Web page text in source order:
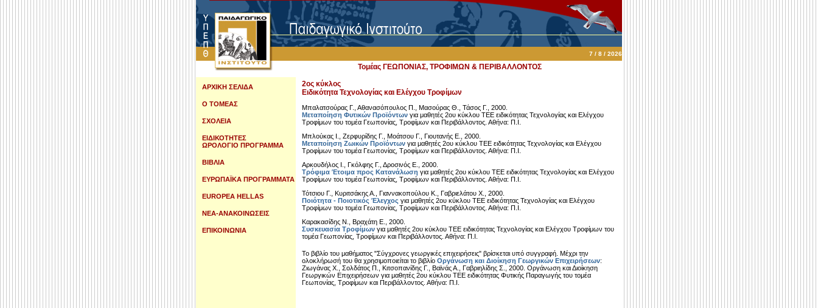
7 / 8 / 2026
Τομέας ΓΕΩΠΟΝΙΑΣ, ΤΡΟΦΙΜΩΝ & ΠΕΡΙΒΑΛΛΟΝΤΟΣ
ΑΡΧΙΚΗ ΣΕΛΙΔΑ
Ο ΤΟΜΕΑΣ
ΣΧΟΛΕΙΑ
ΕΙΔΙΚΟΤΗΤΕΣ
ΩΡΟΛΟΓΙΟ ΠΡΟΓΡΑΜΜΑ
ΒΙΒΛΙΑ
ΕΥΡΩΠΑΪΚΑ ΠΡΟΓΡΑΜΜΑΤΑ
EUROPEA HELLAS
ΝΕΑ-ΑΝΑΚΟΙΝΩΣΕΙΣ
ΕΠΙΚΟΙΝΩΝΙΑ
2ος κύκλος
Ειδικότητα Τεχνολογίας και Ελέγχου Τροφίμων
Μπαλατσούρας Γ., Αθανασόπουλος Π., Μασούρας Θ., Τάσος Γ., 2000.
Μεταποίηση Φυτικών Προϊόντων για μαθητές 2ου κύκλου ΤΕΕ ειδικότητας Τεχνολογίας και Ελέγχου
Τροφίμων του τομέα Γεωπονίας, Τροφίμων και Περιβάλλοντος. Αθήνα: Π.Ι.
Μπλούκας Ι., Ζερφυρίδης Γ., Μοάτσου Γ., Γιουτανής Ε., 2000.
Μεταποίηση Ζωικών Προϊόντων για μαθητές 2ου κύκλου ΤΕΕ ειδικότητας Τεχνολογίας και Ελέγχου
Τροφίμων του τομέα Γεωπονίας, Τροφίμων και Περιβάλλοντος. Αθήνα: Π.Ι.
Αρκουδήλος Ι., Γκόλφης Γ., Δροσινός Ε., 2000.
Τρόφιμα Έτοιμα προς Κατανάλωση για μαθητές 2ου κύκλου ΤΕΕ ειδικότητας Τεχνολογίας και Ελέγχου
Τροφίμων του τομέα Γεωπονίας, Τροφίμων και Περιβάλλοντος. Αθήνα: Π.Ι.
Τότσιου Γ., Κυριτσάκης Α., Γιαννακοπούλου Κ., Γαβριελάτου Χ., 2000.
Ποιότητα - Ποιοτικός Έλεγχος για μαθητές 2ου κύκλου ΤΕΕ ειδικότητας Τεχνολογίας και Ελέγχου
Τροφίμων του τομέα Γεωπονίας, Τροφίμων και Περιβάλλοντος. Αθήνα: Π.Ι.
Καρακασίδης Ν., Βραχάτη Ε., 2000.
Συσκευασία Τροφίμων για μαθητές 2ου κύκλου ΤΕΕ ειδικότητας Τεχνολογίας και Ελέγχου Τροφίμων του
τομέα Γεωπονίας, Τροφίμων και Περιβάλλοντος. Αθήνα: Π.Ι.
Το βιβλίο του μαθήματος "Σύγχρονες γεωργικές επιχειρήσεις" βρίσκεται υπό συγγραφή. Μέχρι την
ολοκλήρωσή του θα χρησιμοποιείται το βιβλίο Οργάνωση και Διοίκηση Γεωργικών Επιχειρήσεων:
Ζιωγάνας Χ., Σολδάτος Π., Κιτσοπανίδης Γ., Βαϊνάς Α., Γαβριηλίδης Σ., 2000. Οργάνωση και Διοίκηση
Γεωργικών Επιχειρήσεων για μαθητές 2ου κύκλου ΤΕΕ ειδικότητας Φυτικής Παραγωγής του τομέα
Γεωπονίας, Τροφίμων και Περιβάλλοντος. Αθήνα: Π.Ι.